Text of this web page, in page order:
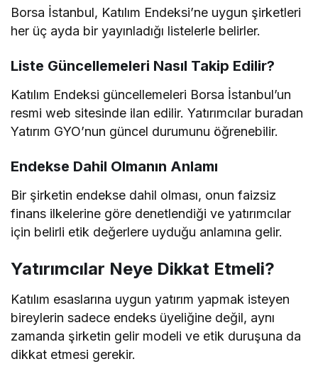
Borsa İstanbul, Katılım Endeksi’ne uygun şirketleri
her üç ayda bir yayınladığı listelerle belirler.
Liste Güncellemeleri Nasıl Takip Edilir?
Katılım Endeksi güncellemeleri Borsa İstanbul’un
resmi web sitesinde ilan edilir. Yatırımcılar buradan
Yatırım GYO’nun güncel durumunu öğrenebilir.
Endekse Dahil Olmanın Anlamı
Bir şirketin endekse dahil olması, onun faizsiz
finans ilkelerine göre denetlendiği ve yatırımcılar
için belirli etik değerlere uyduğu anlamına gelir.
Yatırımcılar Neye Dikkat Etmeli?
Katılım esaslarına uygun yatırım yapmak isteyen
bireylerin sadece endeks üyeliğine değil, aynı
zamanda şirketin gelir modeli ve etik duruşuna da
dikkat etmesi gerekir.